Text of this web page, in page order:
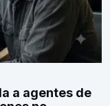
a agentes de